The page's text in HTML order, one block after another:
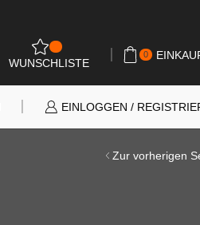
WUNSCHLISTE
0
EINLOGGEN /
Zur vorherigen